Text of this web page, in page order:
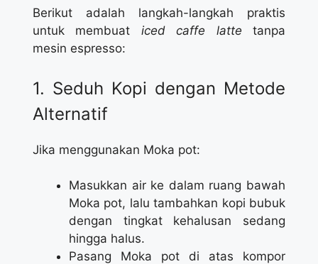
Berikut adalah langkah-langkah praktis
untuk membuat iced caffe latte tanpa
mesin espresso:
1. Seduh Kopi dengan Metode
Alternatif
Jika menggunakan Moka pot:
Masukkan air ke dalam ruang bawah
Moka pot, lalu tambahkan kopi bubuk
dengan tingkat kehalusan sedang
hingga halus.
Pasang Moka pot di atas kompor